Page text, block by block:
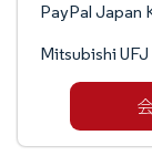
PayPal Japan
Mitsubishi